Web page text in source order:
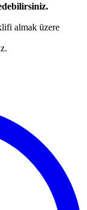
almak üzere